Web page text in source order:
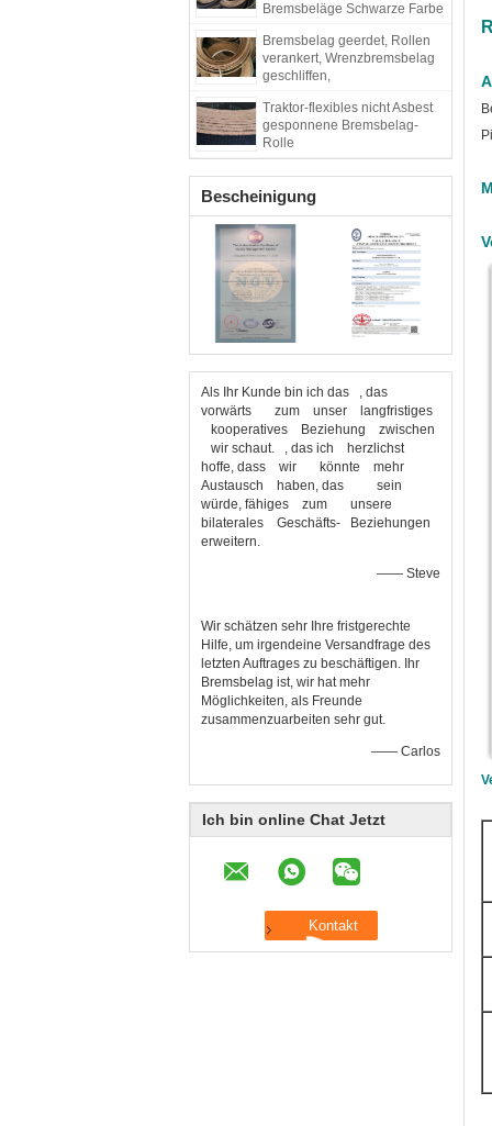
Bremsbeläge Schwarze Farbe
Bremsbelag geerdet, Rollen
verankert, Wrenzbremsbelag
geschliffen,
Traktor-flexibles nicht Asbest
gesponnene Bremsbelag-
Rolle
Bescheinigung
Als Ihr Kunde bin ich das , das
vorwärts zum unser langfristiges
kooperatives Beziehung zwischen
wir schaut. , das ich herzlichst
hoffe, dass wir könnte mehr
Austausch haben, das sein
würde, fähiges zum unsere
bilaterales Geschäfts- Beziehungen
erweitern.
—— Steve
Wir schätzen sehr Ihre fristgerechte
Hilfe, um irgendeine Versandfrage des
letzten Auftrages zu beschäftigen. Ihr
Bremsbelag ist, wir hat mehr
Möglichkeiten, als Freunde
zusammenzuarbeiten sehr gut.
—— Carlos
Ich bin online Chat Jetzt